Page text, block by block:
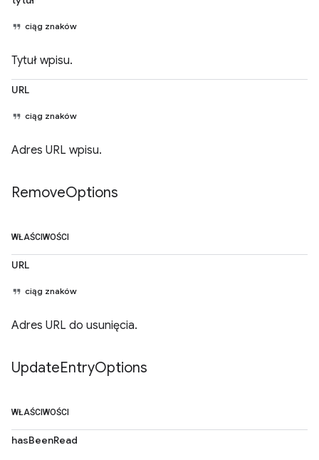
ciąg znaków
Tytuł wpisu.
URL
ciąg znaków
Adres URL wpisu.
RemoveOptions
WŁAŚCIWOŚCI
URL
ciąg znaków
Adres URL do usunięcia.
UpdateEntryOptions
WŁAŚCIWOŚCI
hasBeenRead